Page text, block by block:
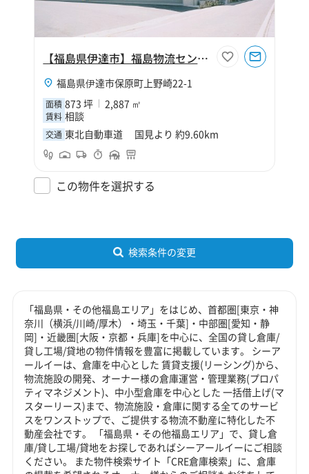
【福島県伊達市】福島物流センターC棟
福島県伊達市保原町上野崎22-1
面積 873 坪 2,887 ㎡
賃料 相談
交通 東北自動車道 国見より 約9.60km
この物件を選択する
検索条件の変更
「福島県・その他福島エリア」をはじめ、首都圏[東京・神
奈川（横浜/川崎/厚木）・埼玉・千葉]・中部圏[愛知・静
岡]・近畿圏[大阪・京都・兵庫]を中心に、全国の貸し倉庫/
貸し工場/貸地の物件情報を豊富に掲載しています。 シーア
ールイーは、倉庫を中心とした 賃貸支援(リーシング)から、
物流施設の開発、オーナー様の倉庫運営・管理業務(プロパ
ティマネジメント)、中小型倉庫を中心とした 一括借上げ(マ
スターリース)まで、物流施設・倉庫に関する全てのサービ
スをワンストップで、ご提供する物流不動産に特化した不
動産会社です。 「福島県・その他福島エリア」で、貸し倉
庫/貸し工場/貸地をお探しであればシーアールイーにご相談
ください。 また物件検索サイト「CRE倉庫検索」に、倉庫